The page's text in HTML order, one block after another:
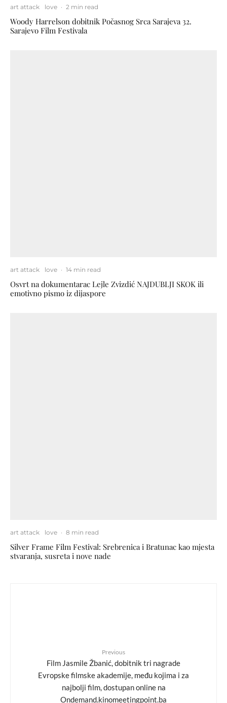
art attack love · 2 min read
Woody Harrelson dobitnik Počasnog Srca Sarajeva 32.
Sarajevo Film Festivala
art attack love · 14 min read
Osvrt na dokumentarac Lejle Zvizdić NAJDUBLJI SKOK ili
emotivno pismo iz dijaspore
art attack love · 8 min read
Silver Frame Film Festival: Srebrenica i Bratunac kao mjesta
stvaranja, susreta i nove nade
Previous
Film Jasmile Žbanić, dobitnik tri nagrade
Evropske filmske akademije, među kojima i za
najbolji film, dostupan online na
Ondemand.kinomeetingpoint.ba